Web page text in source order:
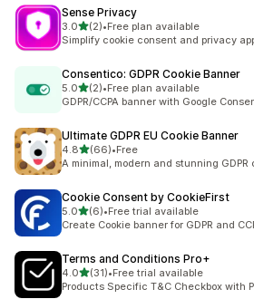
Sense Privacy
3.05つ星中
(2)
合計レビュー数：2件
•Free plan available
Simplify cookie consent and privacy
Consentico: GDPR Cookie Banner
5.05つ星中
(2)
合計レビュー数：2件
•Free plan available
GDPR/CCPA banner with Google
Ultimate GDPR EU Cookie Banner
4.85つ星中
(66)
合計レビュー数：66件
•Free
A minimal, modern and stunning GDPR
Cookie Consent by CookieFirst
5.05つ星中
(6)
合計レビュー数：6件
•Free trial available
Create Cookie banner for GDPR and
Terms and Conditions Pro+
4.05つ星中
(31)
合計レビュー数：31件
•Free trial available
Products Specific T&C Checkbox with